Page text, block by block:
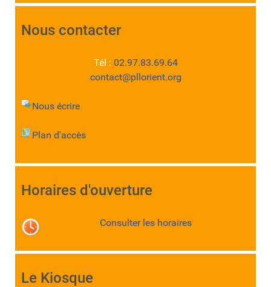
Nous contacter
Tél : 02.97.83.69.64
contact@pllorient.org
Nous écrire
Plan d'accès
Horaires d'ouverture
Consulter les horaires
Le Kiosque